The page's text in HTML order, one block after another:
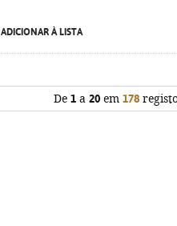
ADICIONAR À LISTA
De 1 a 20 em 178